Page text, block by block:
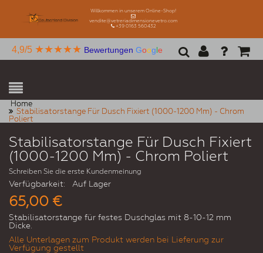
Willkommen in unserem Online-Shop!
vendite@vetreriadimensionevetro.com
+39 0163 560432
4,9/5 ★★★★★ Bewertungen Google
Home
Stabilisatorstange Für Dusch Fixiert (1000-1200 Mm) - Chrom
Poliert
Stabilisatorstange Für Dusch Fixiert
(1000-1200 Mm) - Chrom Poliert
Schreiben Sie die erste Kundenmeinung
Verfügbarkeit: Auf Lager
65,00 €
Stabilisatorstange für festes Duschglas mit 8-10-12 mm
Dicke.
Alle Unterlagen zum Produkt werden bei Lieferung zur
Verfügung gestellt